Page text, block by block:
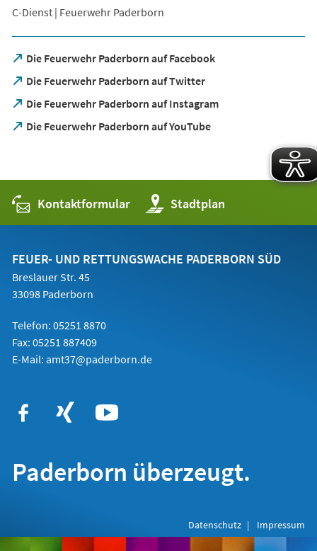
C-Dienst | Feuerwehr Paderborn
Die Feuerwehr Paderborn auf Facebook
(Öffnet
einem
neuen
Die Feuerwehr Paderborn auf Twitter
(Öffnet
einem
neuen
Die Feuerwehr Paderborn auf Instagram
(Öffnet
einemDie Feuerwehr Paderborn auf YouTube
(Öffnet
Tab)
Kontaktformular Stadtplan
(Öffnet
in
einem
Tab)
FEUER- UND RETTUNGSWACHE PADERBORN SÜD
Breslauer Str. 45
33098 Paderborn
Telefon: 05251 8870
Fax: 05251 887409
E-Mail: amt37@paderborn.de
Paderborn überzeugt.
Datenschutz Impressum